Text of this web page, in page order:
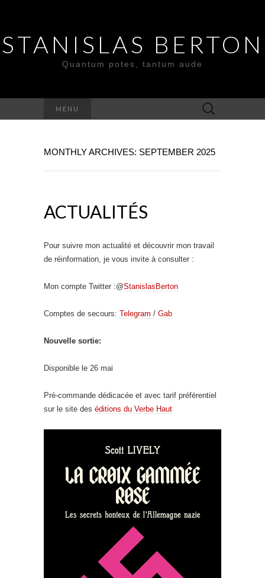
STANISLAS BERTON
Quantum potes, tantum aude
MENU
Search
for:
MONTHLY ARCHIVES: SEPTEMBER 2025
ACTUALITÉS
Pour suivre mon actualité et découvrir mon travail
de réinformation, je vous invite à consulter :
Mon compte Twitter :@StanislasBerton
Comptes de secours: Telegram / Gab
Nouvelle sortie:
Disponible le 26 mai
Pré-commande dédicacée et avec tarif préférentiel
sur le site des éditions du Verbe Haut